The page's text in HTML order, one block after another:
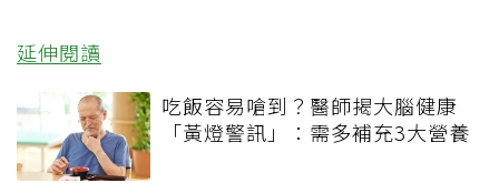
延伸閱讀
吃飯容易嗆到？醫師揭大腦健康
「黃燈警訊」：需多補充3大營養